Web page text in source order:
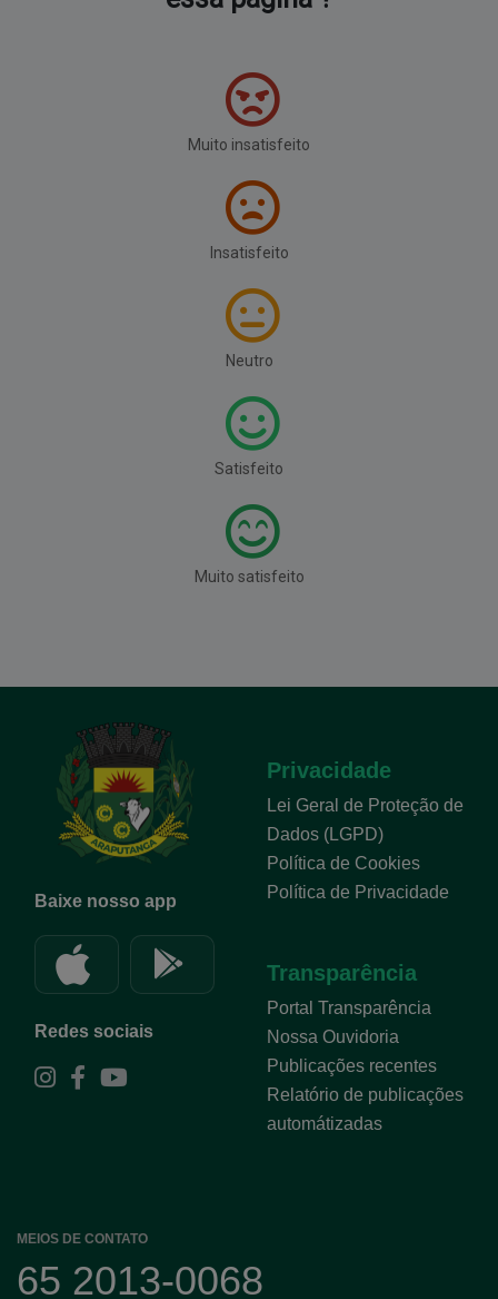
Muito insatisfeito
Insatisfeito
Neutro
Satisfeito
Muito satisfeito
Baixe nosso app
Redes sociais
Privacidade
Lei Geral de Proteção de
Dados (LGPD)
Política de Cookies
Política de Privacidade
Transparência
Portal Transparência
Nossa Ouvidoria
Publicações recentes
Relatório de publicações
automátizadas
MEIOS DE CONTATO
65 2013-0068